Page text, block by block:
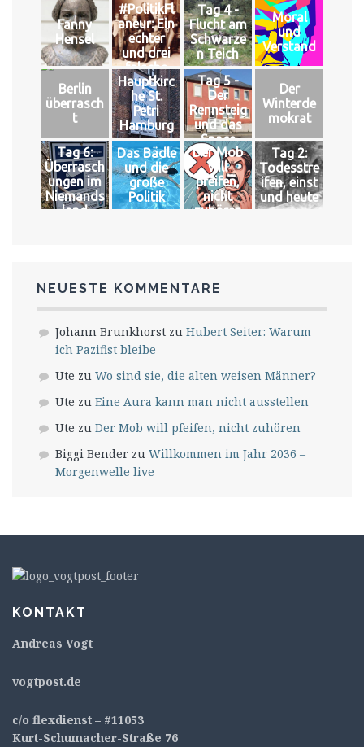
Fanny
Hensel
#PolitikFl
aneur: Ein
echter
und drei
falsche
Könige
Tag 4 -
Flucht am
Schwarze
n Teich
Moral
und
Verstand
Berlin
überrasch
t
Hauptkirc
he St.
Petri
Hamburg
Tag 5 -
Der
Rennsteig
und das
Space
Der
Winterde
mokrat
Tag 6:
Überrasch
ungen im
Niemands
land
Das Bädle
und die
große
Politik
Der Mob
will
pfeifen,
nicht
zuhören
Tag 2:
Todesstre
ifen, einst
und heute
NEUESTE KOMMENTARE
Johann Brunkhorst zu Hubert Seiter: Warum
ich Pazifist bleibe
Ute zu Wo sind sie, die alten weisen Männer?
Ute zu Eine Aura kann man nicht ausstellen
Ute zu Der Mob will pfeifen, nicht zuhören
Biggi Bender zu Willkommen im Jahr 2036 –
Morgenwelle live
KONTAKT
Andreas Vogt
vogtpost.de
c/o flexdienst – #11053
Kurt-Schumacher-Straße 76